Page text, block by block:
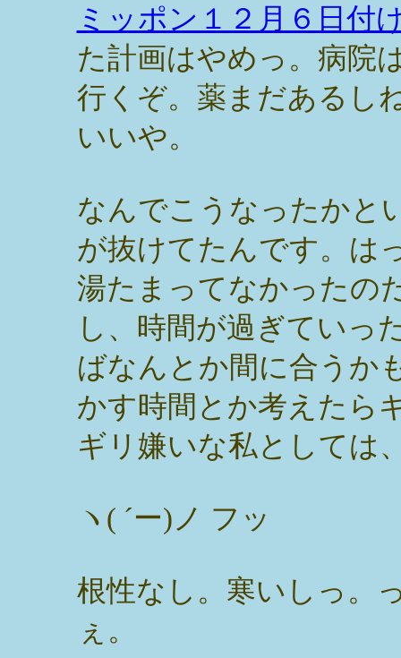
ミッポン１２月６日付
た計画はやめっ。病院
行くぞ。薬まだあるし
いいや。
なんでこうなったかと
が抜けてたんです。は
湯たまってなかったの
し、時間が過ぎていっ
ばなんとか間に合うか
かす時間とか考えたら
ギリ嫌いな私としては
ヽ( ´ー)ノ フッ
根性なし。寒いしっ。
ぇ。